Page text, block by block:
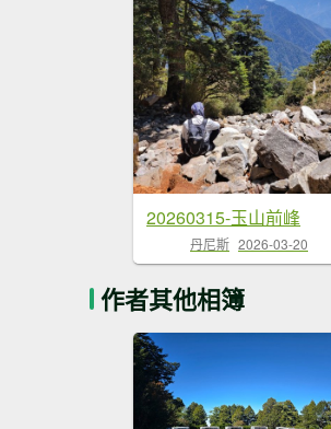
20260315-玉山前峰
丹尼斯 2026-03-20
作者其他相簿